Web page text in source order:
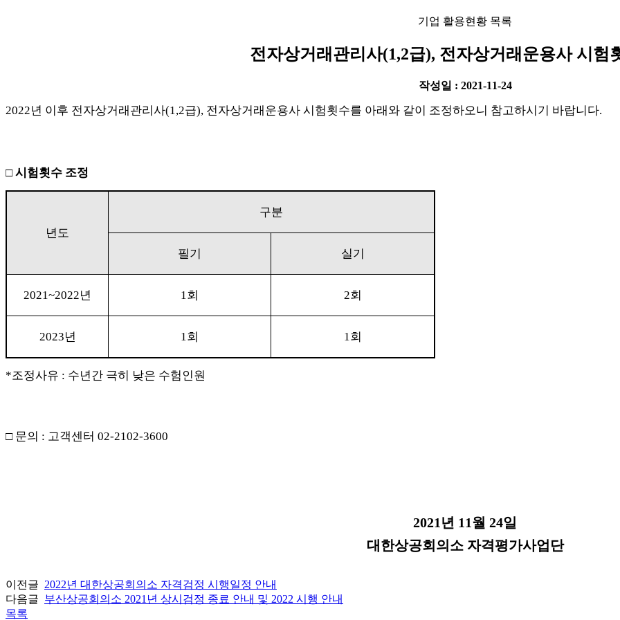
기업 활용현황 목록
전자상거래관리사(1,2급), 전자상거래운용사 시험
작성일 : 2021-11-24
2022년 이후 전자상거래관리사(1,2급), 전자상거래운용사 시험횟수를 아래와 같이 조정하오니 참고하시기 바랍니다.
□시험횟수 조정
년도
구분
필기 실기
2021~2022년 1회 2회
2023년 1회 1회
*조정사유 : 수년간 극히 낮은 수험인원
□ 문의 : 고객센터 02-2102-3600
2021 년 11월 24일
대한상공회의소 자격평가사업단
이전글 2022년 대한상공회의소 자격검정 시행일정 안내
다음글 부산상공회의소 2021년 상시검정 종료 안내 및 2022 시행 안내
목록